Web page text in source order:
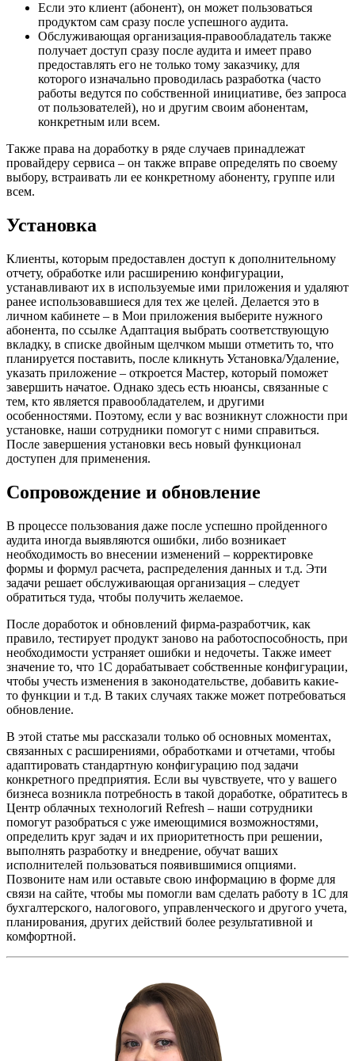
Если это клиент (абонент), он может пользоваться
продуктом сам сразу после успешного аудита.
Обслуживающая организация-правообладатель также
получает доступ сразу после аудита и имеет право
предоставлять его не только тому заказчику, для
которого изначально проводилась разработка (часто
работы ведутся по собственной инициативе, без запроса
от пользователей), но и другим своим абонентам,
конкретным или всем.
Также права на доработку в ряде случаев принадлежат
провайдеру сервиса – он также вправе определять по своему
выбору, встраивать ли ее конкретному абоненту, группе или
всем.
Установка
Клиенты, которым предоставлен доступ к дополнительному
отчету, обработке или расширению конфигурации,
устанавливают их в используемые ими приложения и удаляют
ранее использовавшиеся для тех же целей. Делается это в
личном кабинете – в Мои приложения выберите нужного
абонента, по ссылке Адаптация выбрать соответствующую
вкладку, в списке двойным щелчком мыши отметить то, что
планируется поставить, после кликнуть Установка/Удаление,
указать приложение – откроется Мастер, который поможет
завершить начатое. Однако здесь есть нюансы, связанные с
тем, кто является правообладателем, и другими
особенностями. Поэтому, если у вас возникнут сложности при
установке, наши сотрудники помогут с ними справиться.
После завершения установки весь новый функционал
доступен для применения.
Сопровождение и обновление
В процессе пользования даже после успешно пройденного
аудита иногда выявляются ошибки, либо возникает
необходимость во внесении изменений – корректировке
формы и формул расчета, распределения данных и т.д. Эти
задачи решает обслуживающая организация – следует
обратиться туда, чтобы получить желаемое.
После доработок и обновлений фирма-разработчик, как
правило, тестирует продукт заново на работоспособность, при
необходимости устраняет ошибки и недочеты. Также имеет
значение то, что 1С дорабатывает собственные конфигурации,
чтобы учесть изменения в законодательстве, добавить какие-
то функции и т.д. В таких случаях также может потребоваться
обновление.
В этой статье мы рассказали только об основных моментах,
связанных с расширениями, обработками и отчетами, чтобы
адаптировать стандартную конфигурацию под задачи
конкретного предприятия. Если вы чувствуете, что у вашего
бизнеса возникла потребность в такой доработке, обратитесь в
Центр облачных технологий Refresh – наши сотрудники
помогут разобраться с уже имеющимися возможностями,
определить круг задач и их приоритетность при решении,
выполнять разработку и внедрение, обучат ваших
исполнителей пользоваться появившимися опциями.
Позвоните нам или оставьте свою информацию в форме для
связи на сайте, чтобы мы помогли вам сделать работу в 1C для
бухгалтерского, налогового, управленческого и другого учета,
планирования, других действий более результативной и
комфортной.